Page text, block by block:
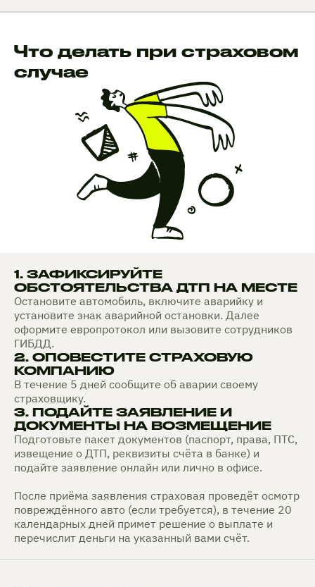
Что делать при страховом
случае
1. ЗАФИКСИРУЙТЕ
ОБСТОЯТЕЛЬСТВА ДТП НА МЕСТЕ
Остановите автомобиль, включите аварийку и
установите знак аварийной остановки. Далее
оформите европротокол или вызовите сотрудников
ГИБДД.
2. ОПОВЕСТИТЕ СТРАХОВУЮ
КОМПАНИЮ
В течение 5 дней сообщите об аварии своему
страховщику.
3. ПОДАЙТЕ ЗАЯВЛЕНИЕ И
ДОКУМЕНТЫ НА ВОЗМЕЩЕНИЕ
Подготовьте пакет документов (паспорт, права, ПТС,
извещение о ДТП, реквизиты счёта в банке) и
подайте заявление онлайн или лично в офисе.
После приёма заявления страховая проведёт осмотр
повреждённого авто (если требуется), в течение 20
календарных дней примет решение о выплате и
перечислит деньги на указанный вами счёт.